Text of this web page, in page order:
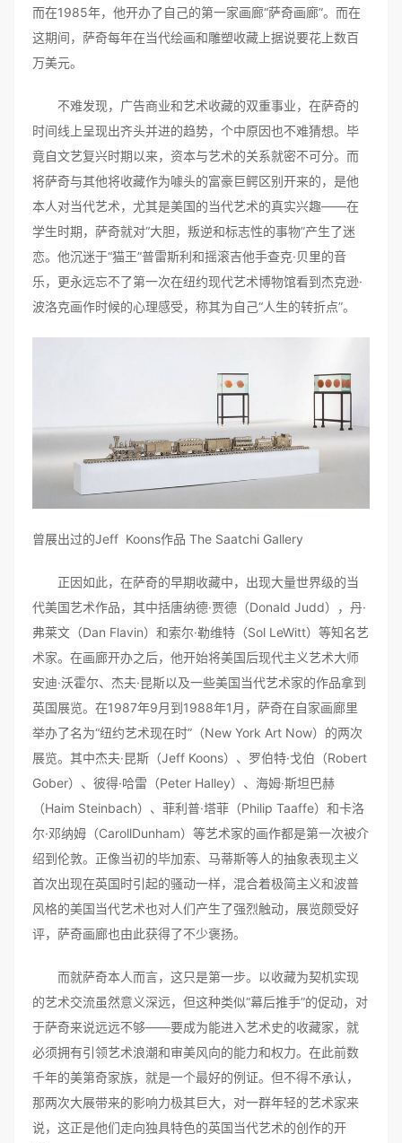
而在1985年，他开办了自己的第一家画廊“萨奇画廊”。而在
这期间，萨奇每年在当代绘画和雕塑收藏上据说要花上数百
万美元。
不难发现，广告商业和艺术收藏的双重事业，在萨奇的
时间线上呈现出齐头并进的趋势，个中原因也不难猜想。毕
竟自文艺复兴时期以来，资本与艺术的关系就密不可分。而
将萨奇与其他将收藏作为噱头的富豪巨鳄区别开来的，是他
本人对当代艺术，尤其是美国的当代艺术的真实兴趣——在
学生时期，萨奇就对“大胆，叛逆和标志性的事物”产生了迷
恋。他沉迷于“猫王”普雷斯利和摇滚吉他手查克·贝里的音
乐，更永远忘不了第一次在纽约现代艺术博物馆看到杰克逊·
波洛克画作时候的心理感受，称其为自己“人生的转折点”。
曾展出过的Jeff Koons作品 The Saatchi Gallery
正因如此，在萨奇的早期收藏中，出现大量世界级的当
代美国艺术作品，其中括唐纳德·贾德（Donald Judd），丹·
弗莱文（Dan Flavin）和索尔·勒维特（Sol LeWitt）等知名艺
术家。在画廊开办之后，他开始将美国后现代主义艺术大师
安迪·沃霍尔、杰夫·昆斯以及一些美国当代艺术家的作品拿到
英国展览。在1987年9月到1988年1月，萨奇在自家画廊里
举办了名为“纽约艺术现在时”（New York Art Now）的两次
展览。其中杰夫·昆斯（Jeff Koons）、罗伯特·戈伯（Robert
Gober）、彼得·哈雷（Peter Halley）、海姆·斯坦巴赫
（Haim Steinbach）、菲利普·塔菲（Philip Taaffe）和卡洛
尔·邓纳姆（CarollDunham）等艺术家的画作都是第一次被介
绍到伦敦。正像当初的毕加索、马蒂斯等人的抽象表现主义
首次出现在英国时引起的骚动一样，混合着极简主义和波普
风格的美国当代艺术也对人们产生了强烈触动，展览颇受好
评，萨奇画廊也由此获得了不少褒扬。
而就萨奇本人而言，这只是第一步。以收藏为契机实现
的艺术交流虽然意义深远，但这种类似“幕后推手”的促动，对
于萨奇来说远远不够——要成为能进入艺术史的收藏家，就
必须拥有引领艺术浪潮和审美风向的能力和权力。在此前数
千年的美第奇家族，就是一个最好的例证。但不得不承认，
那两次大展带来的影响力极其巨大，对一群年轻的艺术家来
说，这正是他们走向独具特色的英国当代艺术的创作的开